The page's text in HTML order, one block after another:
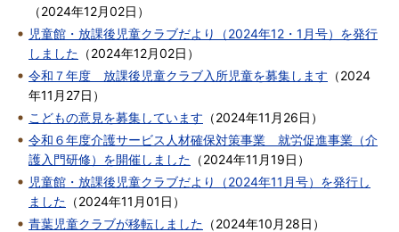
（2024年12月02日 ）
児童館・放課後児童クラブだより（2024年12・1月号）を発行
しました （2024年12月02日 ）
令和７年度 放課後児童クラブ入所児童を募集します （2024
年11月27日 ）
こどもの意見を募集しています （2024年11月26日 ）
令和６年度介護サービス人材確保対策事業 就労促進事業（介
護入門研修）を開催しました （2024年11月19日 ）
児童館・放課後児童クラブだより（2024年11月号）を発行し
ました （2024年11月01日 ）
青葉児童クラブが移転しました （2024年10月28日 ）